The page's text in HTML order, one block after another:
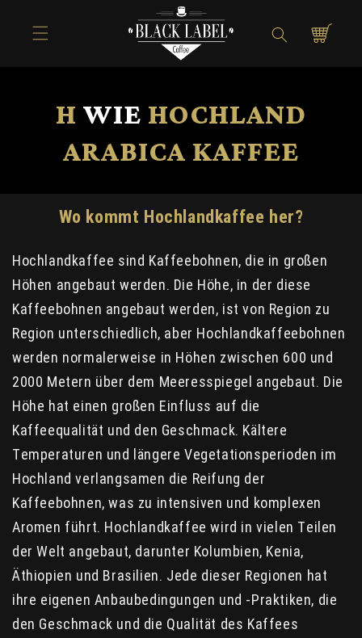
Inhalt
Warenkorb
H WIE HOCHLAND
ARABICA KAFFEE
Wo kommt Hochlandkaffee her?
Hochlandkaffee sind Kaffeebohnen, die in großen
Höhen angebaut werden. Die Höhe, in der diese
Kaffeebohnen angebaut werden, ist von Region zu
Region unterschiedlich, aber Hochlandkaffeebohnen
werden normalerweise in Höhen zwischen 600 und
2000 Metern über dem Meeresspiegel angebaut. Die
Höhe hat einen großen Einfluss auf die
Kaffeequalität und den Geschmack. Kältere
Temperaturen und längere Vegetationsperioden im
Hochland verlangsamen die Reifung der
Kaffeebohnen, was zu intensiven und komplexen
Aromen führt. Hochlandkaffee wird in vielen Teilen
der Welt angebaut, darunter Kolumbien, Kenia,
Äthiopien und Brasilien. Jede dieser Regionen hat
ihre eigenen Anbaubedingungen und -Praktiken, die
den Geschmack und die Qualität des Kaffees